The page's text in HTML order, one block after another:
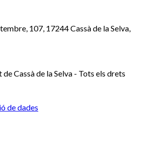
107, 17244 Cassà de la Selva,
Cassà de la Selva - Tots els drets
de dades